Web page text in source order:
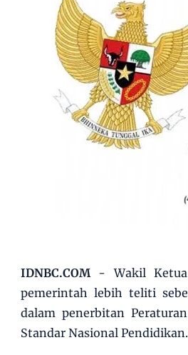
IDNBC.COM- Wakil Ketua
pemerintah lebih teliti
dalam penerbitan
Standar Nasional